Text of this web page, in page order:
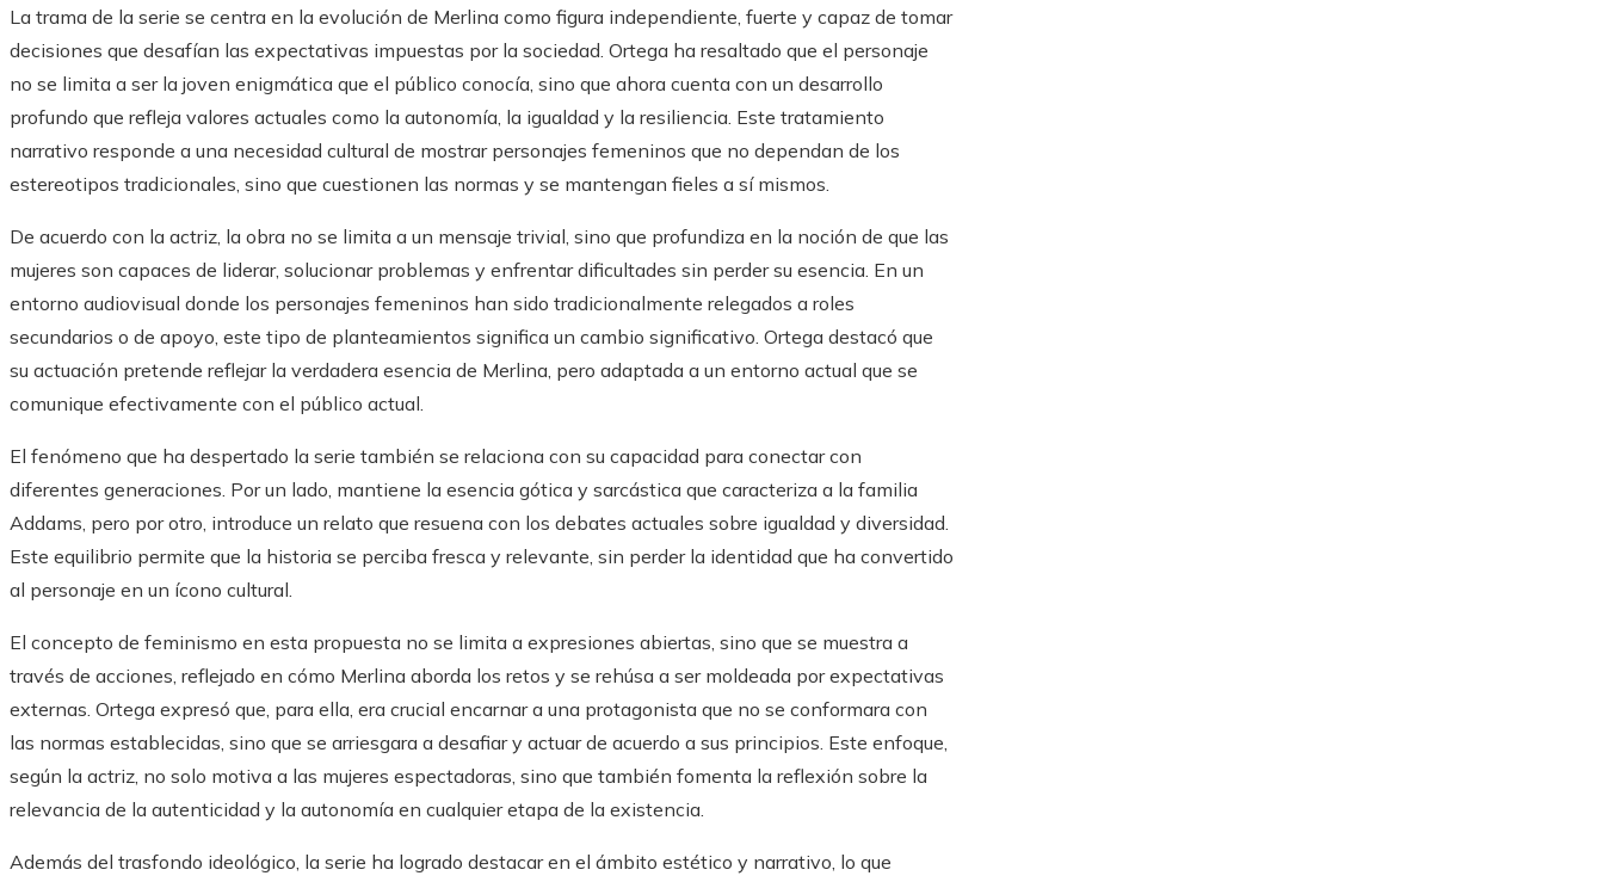
La trama de la serie se centra en la evolución de Merlina como figura independiente, fuerte y capaz de tomar
decisiones que desafían las expectativas impuestas por la sociedad. Ortega ha resaltado que el personaje
no se limita a ser la joven enigmática que el público conocía, sino que ahora cuenta con un desarrollo
profundo que refleja valores actuales como la autonomía, la igualdad y la resiliencia. Este tratamiento
narrativo responde a una necesidad cultural de mostrar personajes femeninos que no dependan de los
estereotipos tradicionales, sino que cuestionen las normas y se mantengan fieles a sí mismos.
De acuerdo con la actriz, la obra no se limita a un mensaje trivial, sino que profundiza en la noción de que las
mujeres son capaces de liderar, solucionar problemas y enfrentar dificultades sin perder su esencia. En un
entorno audiovisual donde los personajes femeninos han sido tradicionalmente relegados a roles
secundarios o de apoyo, este tipo de planteamientos significa un cambio significativo. Ortega destacó que
su actuación pretende reflejar la verdadera esencia de Merlina, pero adaptada a un entorno actual que se
comunique efectivamente con el público actual.
El fenómeno que ha despertado la serie también se relaciona con su capacidad para conectar con
diferentes generaciones. Por un lado, mantiene la esencia gótica y sarcástica que caracteriza a la familia
Addams, pero por otro, introduce un relato que resuena con los debates actuales sobre igualdad y diversidad.
Este equilibrio permite que la historia se perciba fresca y relevante, sin perder la identidad que ha convertido
al personaje en un ícono cultural.
El concepto de feminismo en esta propuesta no se limita a expresiones abiertas, sino que se muestra a
través de acciones, reflejado en cómo Merlina aborda los retos y se rehúsa a ser moldeada por expectativas
externas. Ortega expresó que, para ella, era crucial encarnar a una protagonista que no se conformara con
las normas establecidas, sino que se arriesgara a desafiar y actuar de acuerdo a sus principios. Este enfoque,
según la actriz, no solo motiva a las mujeres espectadoras, sino que también fomenta la reflexión sobre la
relevancia de la autenticidad y la autonomía en cualquier etapa de la existencia.
Además del trasfondo ideológico, la serie ha logrado destacar en el ámbito estético y narrativo, lo que